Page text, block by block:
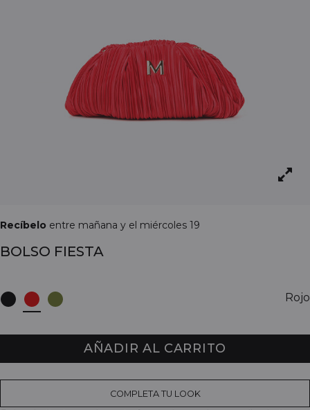
Recíbelo entre mañana y el miércoles 19
BOLSO FIESTA
Rojo
AÑADIR AL CARRITO
COMPLETA TU LOOK